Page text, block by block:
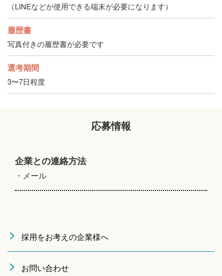
（LINEなどが使用できる端末が必要になります）
履歴書
写真付きの履歴書が必要です
選考期間
3〜7日程度
応募情報
企業との連絡方法
・メール
採用をお考えの企業様へ
お問い合わせ